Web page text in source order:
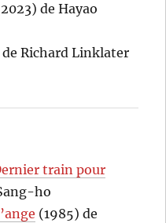
de Hayao
Richard Linklater
train pour
ho
(1985) de